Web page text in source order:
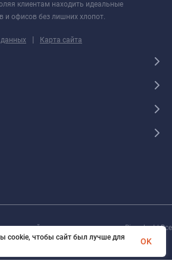
клиентам находить идеальные
и офисов без лишних хлопот.
| Карта сайта
сантехники и электрики Rigaplast | Все
права защищены
cookie, чтобы сайт был лучше для
OK